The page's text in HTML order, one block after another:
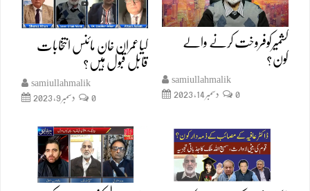
کشمیرکوفروخت کرنے والے
کون؟
samiullahmalik
دسمبر 14, 2023
0
کیاعمران خان مائنس انتخابات
قابل قبول ہیں؟
samiullahmalik
دسمبر 9, 2023
0